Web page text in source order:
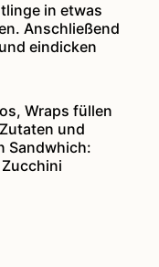
in etwas
Anschließend
eindicken
Wraps füllen
und
Sandwhich: